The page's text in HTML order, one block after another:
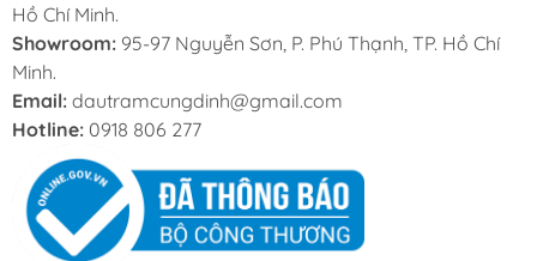
Hồ Chí Minh.
Showroom: 95-97 Nguyễn Sơn, P. Phú Thạnh, TP. Hồ Chí
Minh.
Email: dautramcungdinh@gmail.com
Hotline: 0918 806 277